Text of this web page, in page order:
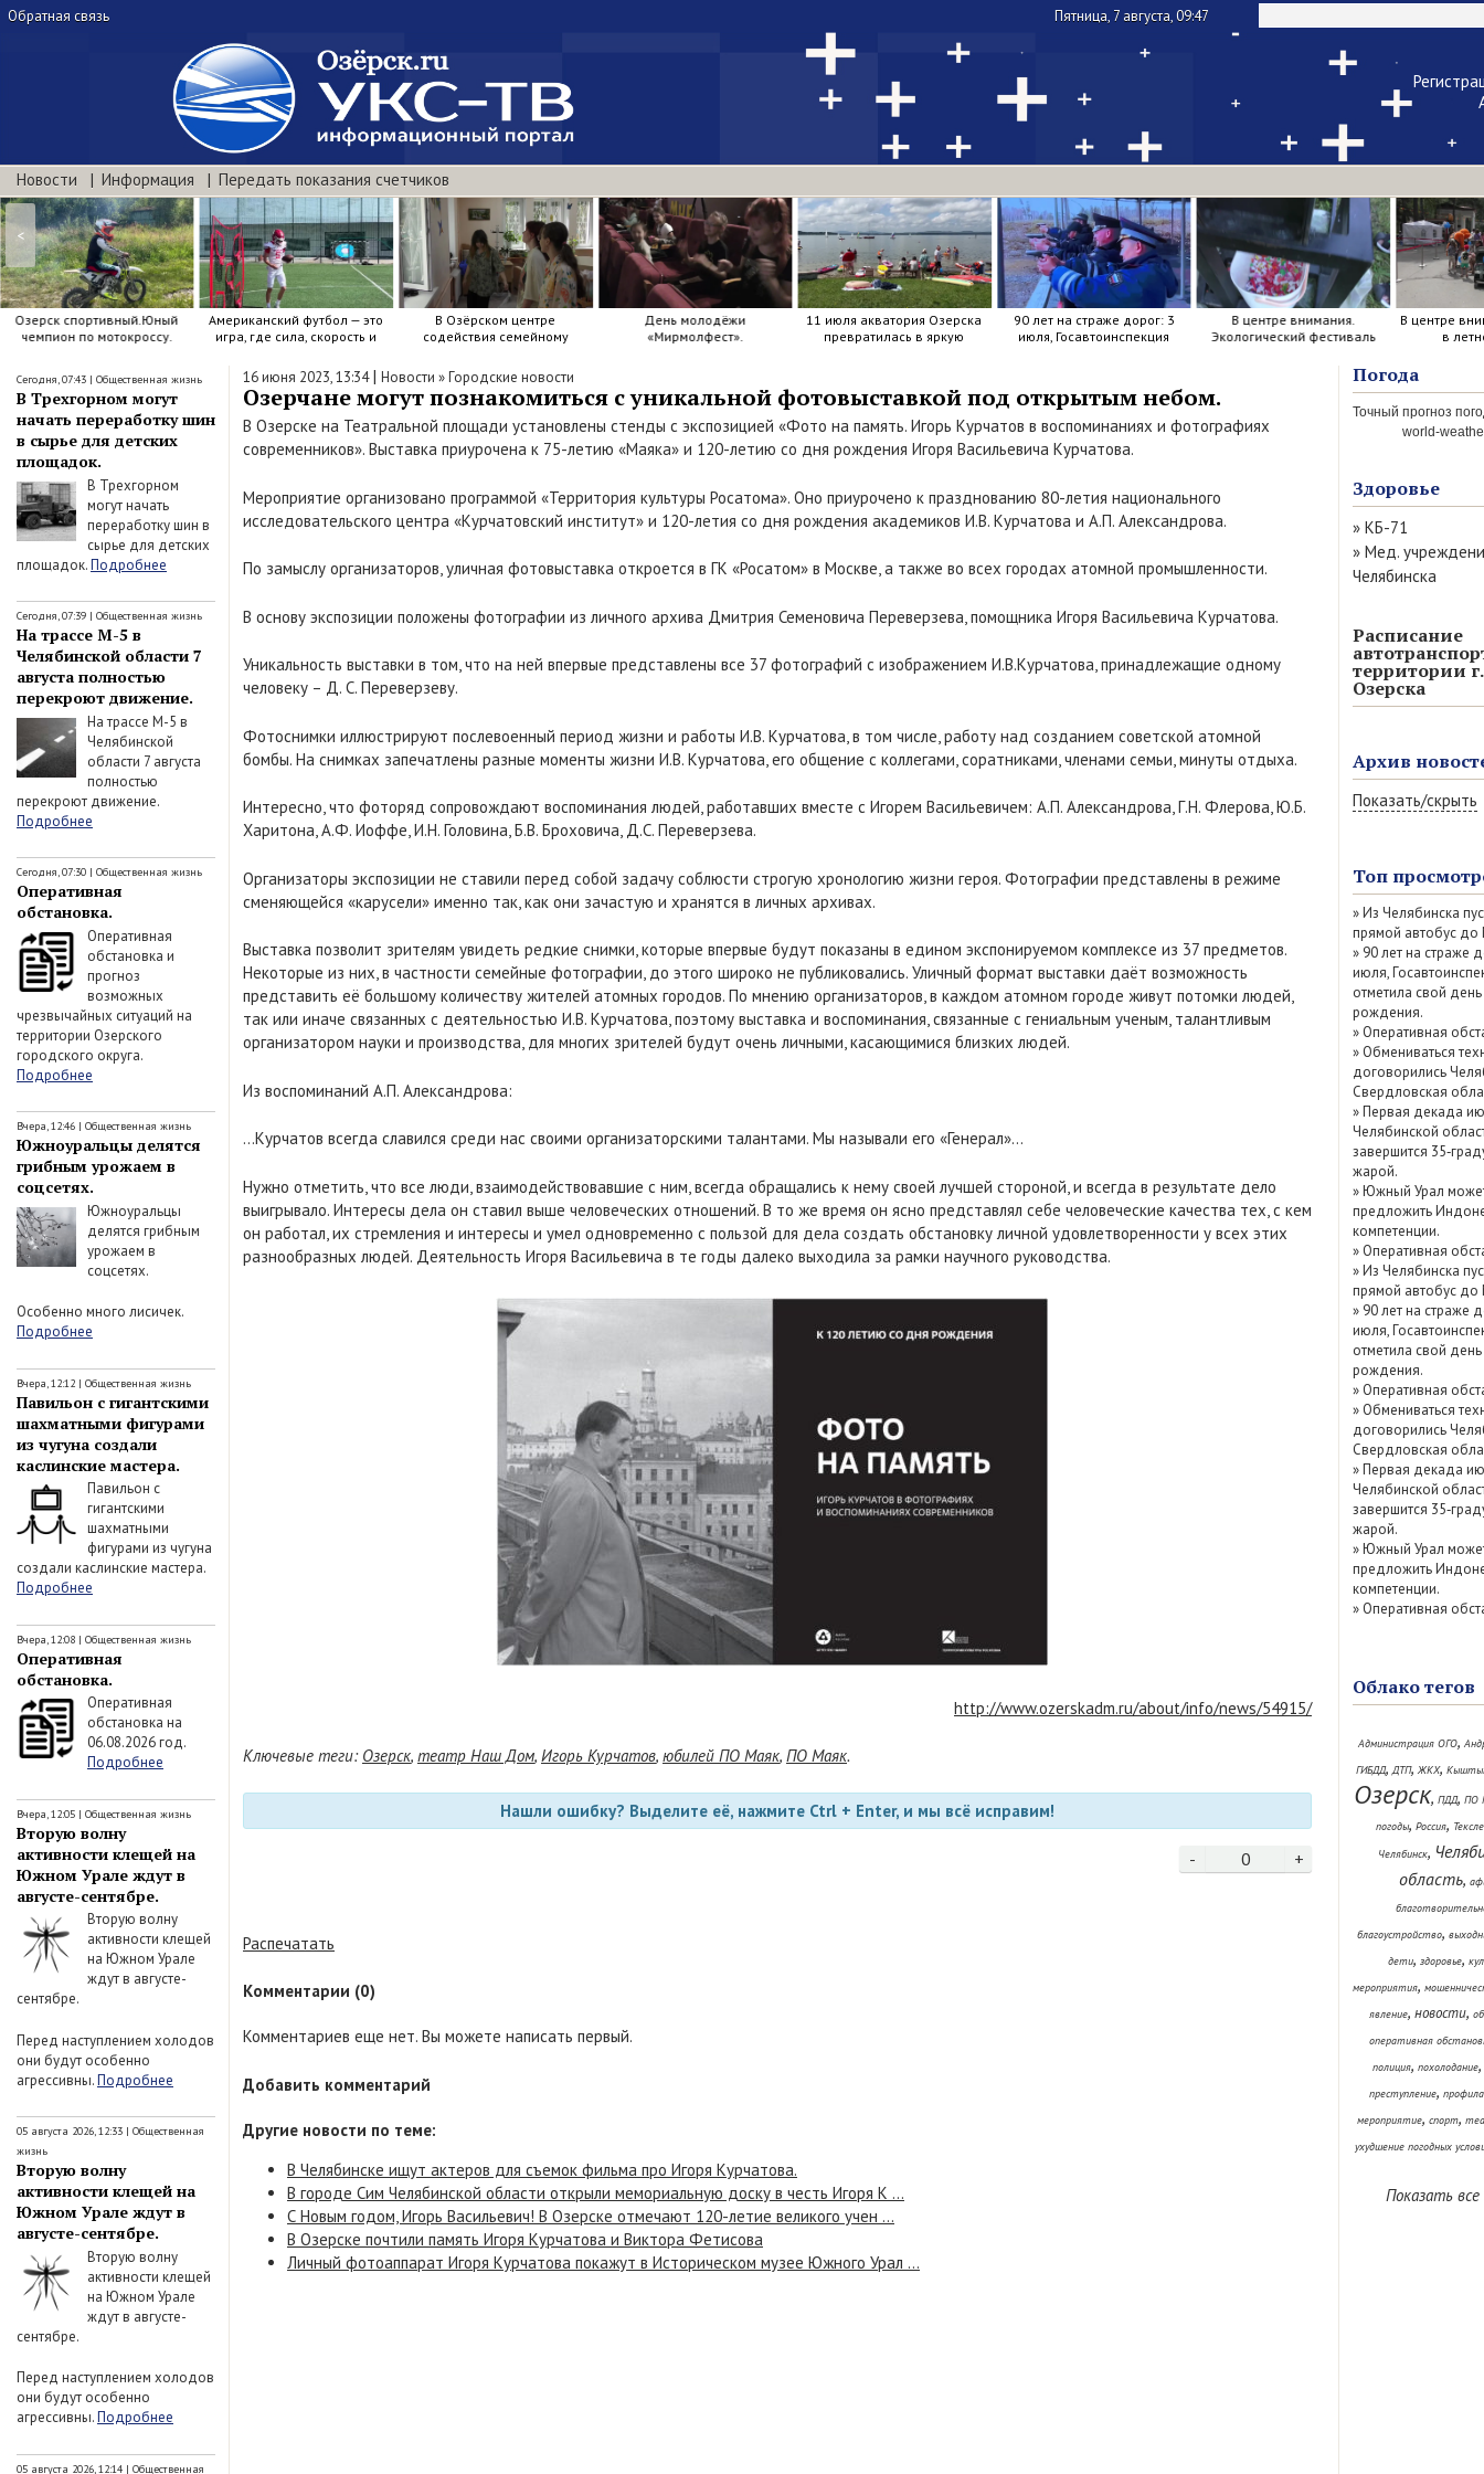
Обратная связь Пятница, 7 августа, 09:47
Чужой
Напомнить
Новости Информация Передать показания счетчиков
Озерск спортивный.Юный
чемпион по мотокроссу.
Американский футбол — это
игра, где сила, скорость и
В Озёрском центре
содействия семейному
День молодёжи
«Мирмолфест».
11 июля акватория Озерска
превратилась в яркую
90 лет на страже дорог: 3
июля, Госавтоинспекция
В центре внимания.
Экологический фестиваль
В центре
в
<
Сегодня, 07:43 | Общественная жизнь
В Трехгорном могут
начать переработку шин
в сырье для детских
площадок.
В Трехгорном
могут начать
переработку шин в
сырье для детских
площадок.Подробнее
Сегодня, 07:39 | Общественная жизнь
На трассе М-5 в
Челябинской области 7
августа полностью
перекроют движение.
На трассе М-5 в
Челябинской
области 7 августа
полностью
перекроют движение.
Подробнее
Сегодня, 07:30 | Общественная жизнь
Оперативная
обстановка.
Оперативная
обстановка и
прогноз
возможных
чрезвычайных ситуаций на
территории Озерского
городского округа.
Подробнее
Вчера, 12:46 | Общественная жизнь
Южноуральцы делятся
грибным урожаем в
соцсетях.
Южноуральцы
делятся грибным
урожаем в
соцсетях.
Особенно много лисичек.
Подробнее
Вчера, 12:12 | Общественная жизнь
Павильон с гигантскими
шахматными фигурами
из чугуна создали
каслинские мастера.
Павильон с
гигантскими
шахматными
фигурами из чугуна
создали каслинские мастера.
Подробнее
Вчера, 12:08 | Общественная жизнь
Оперативная
обстановка.
Оперативная
обстановка на
06.08.2026 год.
Подробнее
Вчера, 12:05 | Общественная жизнь
Вторую волну
активности клещей на
Южном Урале ждут в
августе-сентябре.
Вторую волну
активности клещей
на Южном Урале
ждут в августе-
сентябре.
Перед наступлением холодов
они будут особенно
агрессивны.Подробнее
05 августа 2026, 12:33 | Общественная
жизнь
Вторую волну
активности клещей на
Южном Урале ждут в
августе-сентябре.
Вторую волну
активности клещей
на Южном Урале
ждут в августе-
сентябре.
Перед наступлением холодов
они будут особенно
агрессивны.Подробнее
05 августа 2026, 12:14 | Общественная
16 июня 2023, 13:34| Новости »Городские новости
Озерчане могут познакомиться с уникальной фотовыставкой под открытым небом.
В Озерске на Театральной площади установлены стенды с экспозицией «Фото на память. Игорь Курчатов в воспоминаниях и фотографиях
современников». Выставка приурочена к 75-летию «Маяка» и 120-летию со дня рождения Игоря Васильевича Курчатова.
Мероприятие организовано программой «Территория культуры Росатома». Оно приурочено к празднованию 80-летия национального
исследовательского центра «Курчатовский институт» и 120-летия со дня рождения академиков И.В. Курчатова и А.П. Александрова.
По замыслу организаторов, уличная фотовыставка откроется в ГК «Росатом» в Москве, а также во всех городах атомной промышленности.
В основу экспозиции положены фотографии из личного архива Дмитрия Семеновича Переверзева, помощника Игоря Васильевича Курчатова.
Уникальность выставки в том, что на ней впервые представлены все 37 фотографий с изображением И.В.Курчатова, принадлежащие одному
человеку – Д. С. Переверзеву.
Фотоснимки иллюстрируют послевоенный период жизни и работы И.В. Курчатова, в том числе, работу над созданием советской атомной
бомбы. На снимках запечатлены разные моменты жизни И.В. Курчатова, его общение с коллегами, соратниками, членами семьи, минуты отдыха.
Интересно, что фоторяд сопровождают воспоминания людей, работавших вместе с Игорем Васильевичем: А.П. Александрова, Г.Н. Флерова, Ю.Б.
Харитона, А.Ф. Иоффе, И.Н. Головина, Б.В. Броховича, Д.С. Переверзева.
Организаторы экспозиции не ставили перед собой задачу соблюсти строгую хронологию жизни героя. Фотографии представлены в режиме
сменяющейся «карусели» именно так, как они зачастую и хранятся в личных архивах.
Выставка позволит зрителям увидеть редкие снимки, которые впервые будут показаны в едином экспонируемом комплексе из 37 предметов.
Некоторые из них, в частности семейные фотографии, до этого широко не публиковались. Уличный формат выставки даёт возможность
представить её большому количеству жителей атомных городов. По мнению организаторов, в каждом атомном городе живут потомки людей,
так или иначе связанных с деятельностью И.В. Курчатова, поэтому выставка и воспоминания, связанные с гениальным ученым, талантливым
организатором науки и производства, для многих зрителей будут очень личными, касающимися близких людей.
Из воспоминаний А.П. Александрова:
…Курчатов всегда славился среди нас своими организаторскими талантами. Мы называли его «Генерал»…
Нужно отметить, что все люди, взаимодействовавшие с ним, всегда обращались к нему своей лучшей стороной, и всегда в результате дело
выигрывало. Интересы дела он ставил выше человеческих отношений. В то же время он ясно представлял себе человеческие качества тех, с кем
он работал, их стремления и интересы и умел одновременно с пользой для дела создать обстановку личной удовлетворенности у всех этих
разнообразных людей. Деятельность Игоря Васильевича в те годы далеко выходила за рамки научного руководства.
http://www.ozerskadm.ru/about/info/news/54915/
Ключевые теги: Озерск, театр Наш Дом, Игорь Курчатов, юбилей ПО Маяк, ПО Маяк.
Нашли ошибку? Выделите её, нажмите Ctrl + Enter, и мы всё исправим!
- 0 +
Распечатать
Комментарии (0)
Комментариев еще нет. Вы можете написать первый.
Добавить комментарий
Другие новости по теме:
В Челябинске ищут актеров для съемок фильма про Игоря Курчатова.
В городе Сим Челябинской области открыли мемориальную доску в честь Игоря К ...
С Новым годом, Игорь Васильевич! В Озерске отмечают 120-летие великого учен ...
В Озерске почтили память Игоря Курчатова и Виктора Фетисова
Личный фотоаппарат Игоря Курчатова покажут в Историческом музее Южного Урал ...
Погода
world-
Здоровье
» КБ-71
» Мед.
Челябинска
Расписание
территории г.
Озерска
Архив
Показать/скрыть
Июль 2026 (77)
Июнь 2026 (52)
Май 2026 (69)
Апрель 2026
Март 2026 (79)
Показать /
архив
Топ
»Из Челябинска
прямой автобус
» 90 лет на страже
июля,
отметила свой день
рождения.
» Оперативная
» Обмениваться
договорились
Свердловская
»Первая декада
Челябинской
завершится
жарой.
»Южный Урал
предложить
компетенции.
» Оперативная
»Из Челябинска
прямой автобус
» 90 лет на страже
июля,
отметила свой день
рождения.
» Оперативная
» Обмениваться
договорились
Свердловская
»Первая декада
Челябинской
завершится
жарой.
»Южный Урал
предложить
компетенции.
» Оперативная
Облако тегов
Администрация ОГО,
ГИБДД,ДТП, ЖКХ,
Озерск, ПДД, ПО
погоды, Россия,
Челябинск,
область,
благоустройство,
дети, здоровье,
мероприятия,
явление, новости,
оперативная
полиция, похолодание,
преступление,
мероприятие, спорт,
ухудшение погодных
Показать